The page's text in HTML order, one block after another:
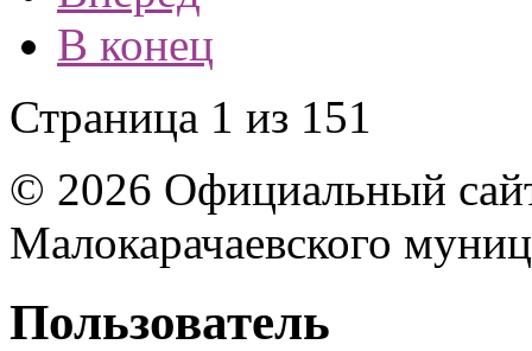
В конец
Страница 1 из 151
© 2026 Официальный
Малокарачаевского
Пользователь